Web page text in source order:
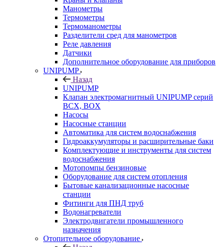
Манометры
Термометры
Термоманометры
Разделители сред для манометров
Реле давления
Датчики
Дополнительное оборудование для приборов
UNIPUMP
Назад
UNIPUMP
Клапан электромагнитный UNIPUMP серий
BCX, BOX
Насосы
Насосные станции
Автоматика для систем водоснабжения
Гидроаккумуляторы и расширительные баки
Комплектующие и инструменты для систем
водоснабжения
Мотопомпы бензиновые
Оборудование для систем отопления
Бытовые канализационные насосные
станции
Фитинги для ПНД труб
Водонагреватели
Электродвигатели промышленного
назначения
Отопительное оборудование